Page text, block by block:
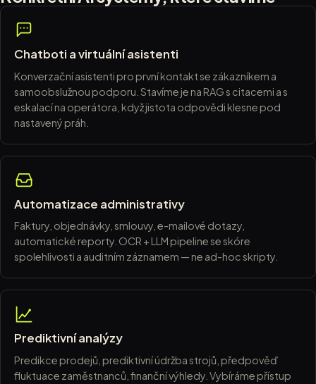
Chatboti a virtuální asistenti
Konverzační asistenti pro první kontakt se zákazníkem a
samoobslužnou podporu. Stavíme je na RAG s citacemi a s
eskalací na operátora, když jistota odpovědi klesne pod
nastavený práh.
Automatizace administrativy
Faktury, objednávky, smlouvy, e-mailové dotazy,
automatické reporty. OCR + LLM pipeline se skóre
spolehlivosti a auditním záznamem — ne ad-hoc skripty.
Prediktivní analýzy
Predikce prodejů, prediktivní údržba strojů, předpověď
fluktuace zaměstnanců, finanční výhledy. Vybíráme přístup